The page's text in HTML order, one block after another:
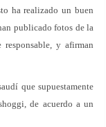
ha realizado un buen
publicado fotos de la
responsable, y afirman
que supuestamente
de acuerdo a un